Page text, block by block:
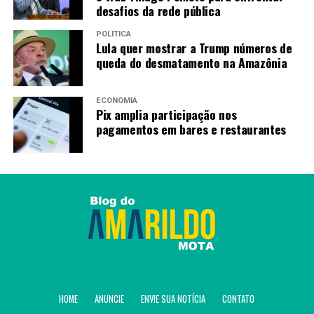
Moraes.
Fonte:Agência Brasil
TAGS
PRÓXIMO
Com direito a gol relâmpago, Flamengo derrota
Estudiantes no Maracanã
Quarteto paulista vai às quartas de final da Copa do
Brasil Feminina
desafios da rede pública
POLÍTICA
Lula quer mostrar a Trump números de
queda do desmatamento na Amazônia
ECONOMIA
Pix amplia participação nos
pagamentos em bares e restaurantes
HOME ANUNCIE ENVIE SUA NOTÍCIA CONTATO